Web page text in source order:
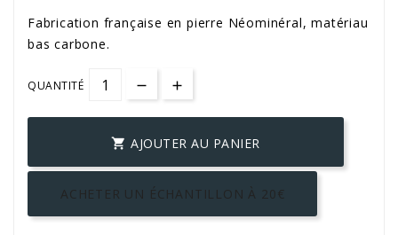
Fabrication française en pierre Néominéral, matériau
bas carbone.
QUANTITÉ
 AJOUTER AU PANIER
ACHETER UN ÉCHANTILLON À 20€